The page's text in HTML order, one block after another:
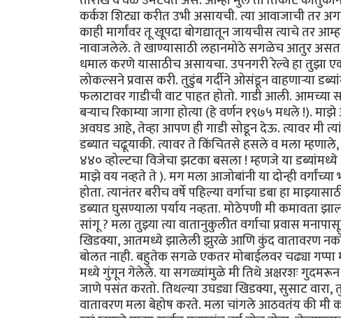
कर्कश शिट्या करीत उभी असायची. त्या आवाजाची तर
काही मार्गांवर तू खूपदा बोगद्यातून जायचीस त्याचे तर
नावाजलेले. ते खाण्यासाठी लहानमोठे सगळेच आतुर असत.
धमाल करणे यासाठीच असायचा. उपनगरी रेल्वे हा तुझा
लोकल्सने प्रवास करी. तुडुंब गर्दीने ओसंडून वाहणाऱ्या
फलाटावर गाडीची वाट पाहत होतो. गाडी आली. आमच्या
बऱ्याच रिकाम्या जागा होत्या (हे वर्णन १९७५ मधले !).
अवघड आहे, तेव्हा आपण ही गाडी सोडून देऊ. त्यावर मी
डब्यात चढूयाकी. त्यावर ते किंचितसे हसले व मला म्हणाले,
४४० व्होल्टचा विजेचा झटका बसला ! म्हणजे या
माझे वय नव्हते ते ). मग मला आजोबांनी या दोन्ही
होता. त्यानंतर बरीच वर्षे पहिल्या वर्गाचा डबा हा
डब्यात घुसण्याला पर्याय नव्हता. मोठेपणी मी कमावता
सांगू ? मला तुझ्या त्या वातानुकुलीत वर्गाचा प्रवास
खिडक्या, आतमध्ये झालेली झुरळे आणि कुंद वातावरण
बोलत नाही. बहुतेक सगळे एकतर मोबाईलवर चढ्या गप्पा
मध्ये गुंगून गेलेले. या सगळ्यांमुळे मी तिथे अक्षरशः गुदमरून
जाणे पसंत करतो. तिथल्या उघड्या खिडक्या, सुसाट
वातावरण मला बेहोष करते. मला चांगले आठवतंय की मी